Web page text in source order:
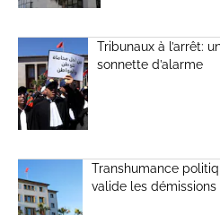
Tribunaux à l’arrêt:
sonnette d’alarme
Transhumance
valide les